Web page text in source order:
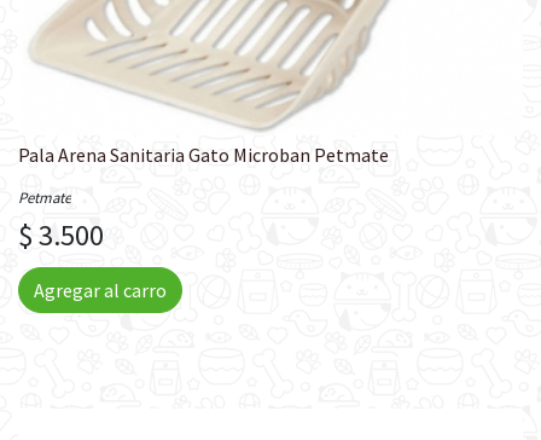
Pala Arena Sanitaria Gato Microban Petmate
Petmate
$ 3.500
Agregar al carro